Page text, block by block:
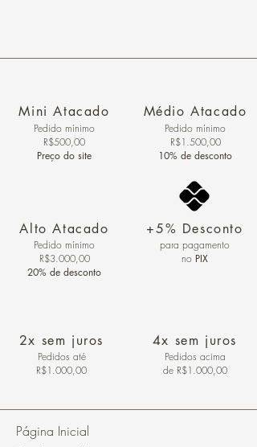
Mini Atacado
Pedido ​mínimo
R$500,00
Preço do site
Alto Atacado
Pedido mínimo
R$3.000,00
20% de desconto
2x sem juros
Pedidos até
R$1.000,00
Médio Atacado
Pedido mínimo
R$1.500,00
10% de desconto
+5% Desconto
para pagamento
no PIX
4x sem juros
Pedidos acima
de R$1.000,00
Página Inicial